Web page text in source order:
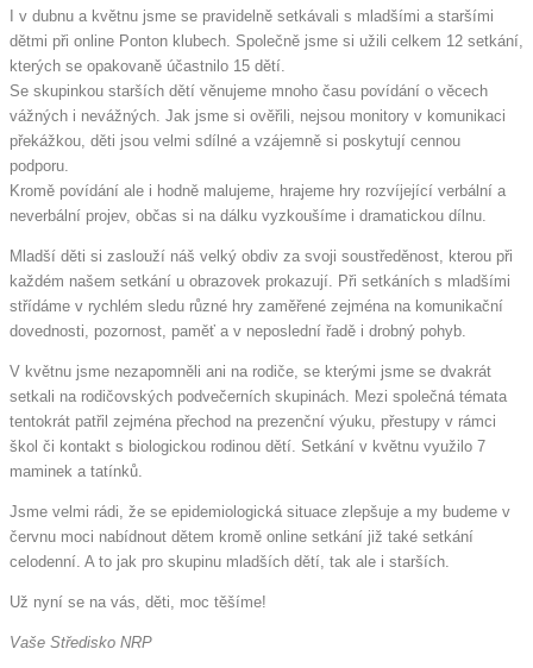
I v dubnu a květnu jsme se pravidelně setkávali s mladšími a staršími
dětmi při online Ponton klubech. Společně jsme si užili celkem 12 setkání,
kterých se opakovaně účastnilo 15 dětí.
Se skupinkou starších dětí věnujeme mnoho času povídání o věcech
vážných i nevážných. Jak jsme si ověřili, nejsou monitory v komunikaci
překážkou, děti jsou velmi sdílné a vzájemně si poskytují cennou
podporu.
Kromě povídání ale i hodně malujeme, hrajeme hry rozvíjející verbální a
neverbální projev, občas si na dálku vyzkoušíme i dramatickou dílnu.
Mladší děti si zaslouží náš velký obdiv za svoji soustředěnost, kterou při
každém našem setkání u obrazovek prokazují. Při setkáních s mladšími
střídáme v rychlém sledu různé hry zaměřené zejména na komunikační
dovednosti, pozornost, paměť a v neposlední řadě i drobný pohyb.
V květnu jsme nezapomněli ani na rodiče, se kterými jsme se dvakrát
setkali na rodičovských podvečerních skupinách. Mezi společná témata
tentokrát patřil zejména přechod na prezenční výuku, přestupy v rámci
škol či kontakt s biologickou rodinou dětí. Setkání v květnu využilo 7
maminek a tatínků.
Jsme velmi rádi, že se epidemiologická situace zlepšuje a my budeme v
červnu moci nabídnout dětem kromě online setkání již také setkání
celodenní. A to jak pro skupinu mladších dětí, tak ale i starších.
Už nyní se na vás, děti, moc těšíme!
Vaše Středisko NRP